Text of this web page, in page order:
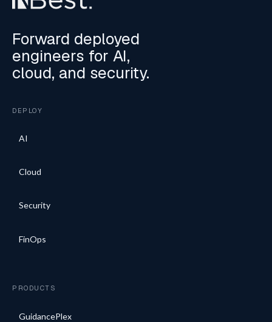
Forward deployed
engineers for AI,
cloud, and security.
DEPLOY
AI
Cloud
Security
FinOps
PRODUCTS
GuidancePlex